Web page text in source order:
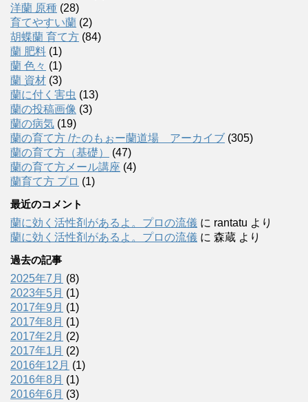
洋蘭 原種 (28)
育てやすい蘭 (2)
胡蝶蘭 育て方 (84)
蘭 肥料 (1)
蘭 色々 (1)
蘭 資材 (3)
蘭に付く害虫 (13)
蘭の投稿画像 (3)
蘭の病気 (19)
蘭の育て方 /たのもぉー蘭道場 アーカイブ (305)
蘭の育て方（基礎）
(47)
蘭の育て方メール講座 (4)
蘭育て方 プロ (1)
最近のコメント
蘭に効く活性剤があるよ。プロの流儀 に rantatu より
蘭に効く活性剤があるよ。プロの流儀 に 森蔵 より
過去の記事
2025年7月 (8)
2023年5月 (1)
2017年9月 (1)
2017年8月 (1)
2017年2月 (2)
2017年1月 (2)
2016年12月 (1)
2016年8月 (1)
2016年6月 (3)